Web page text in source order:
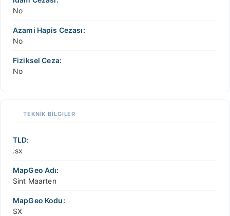
No
Azami Hapis Cezası:
No
Fiziksel Ceza:
No
TEKNIK BILGILER
TLD:
.sx
MapGeo Adı:
Sint Maarten
MapGeo Kodu:
SX